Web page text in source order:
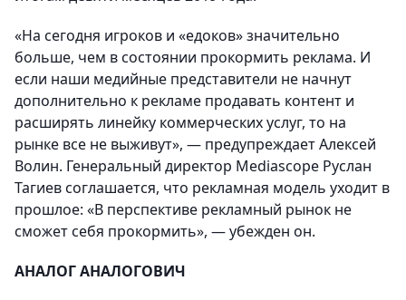
«На сегодня игроков и «едоков» значительно
больше, чем в состоянии прокормить реклама. И
если наши медийные представители не начнут
дополнительно к рекламе продавать контент и
расширять линейку коммерческих услуг, то на
рынке все не выживут», — предупреждает Алексей
Волин. Генеральный директор Mediascope Руслан
Тагиев соглашается, что рекламная модель уходит в
прошлое: «В перспективе рекламный рынок не
сможет себя прокормить», — убежден он.
АНАЛОГ АНАЛОГОВИЧ